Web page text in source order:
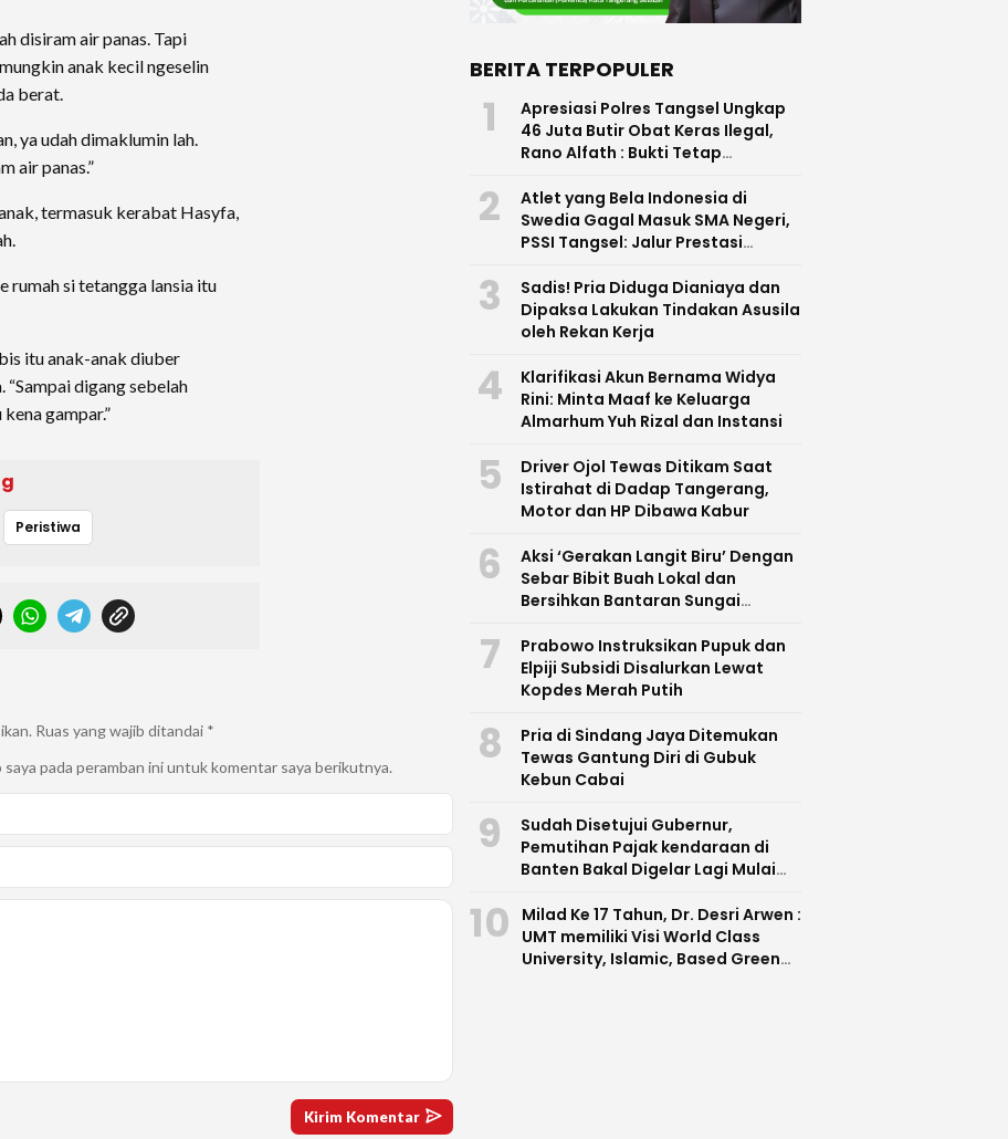
disiram air panas. Tapi
anak kecil ngeselin
berat.
ya udah dimaklumin lah.
air panas.”
termasuk kerabat Hasyfa,
rumah si tetangga lansia itu
itu anak-anak diuber
“Sampai digang sebelah
gampar.”
Peristiwa
Ruas yang wajib ditandai *
saya pada peramban ini untuk komentar saya berikutnya.
BERITA TERPOPULER
1
Apresiasi Polres Tangsel Ungkap
46 Juta Butir Obat Keras Ilegal,
Rano Alfath : Bukti Tetap
2
Atlet yang Bela Indonesia di
Swedia Gagal Masuk SMA Negeri,
PSSI Tangsel: Jalur Prestasi
3
Sadis! Pria Diduga Dianiaya dan
Dipaksa Lakukan Tindakan Asusila
oleh Rekan Kerja
4
Klarifikasi Akun Bernama Widya
Rini: Minta Maaf ke Keluarga
Almarhum Yuh Rizal dan Instansi
5
Driver Ojol Tewas Ditikam Saat
Istirahat di Dadap Tangerang,
Motor dan HP Dibawa Kabur
6
Aksi ‘Gerakan Langit Biru’ Dengan
Sebar Bibit Buah Lokal dan
Bersihkan Bantaran Sungai
7
Prabowo Instruksikan Pupuk dan
Elpiji Subsidi Disalurkan Lewat
Kopdes Merah Putih
8
Pria di Sindang Jaya Ditemukan
Tewas Gantung Diri di Gubuk
Kebun Cabai
9
Sudah Disetujui Gubernur,
Pemutihan Pajak kendaraan di
Banten Bakal Digelar Lagi Mulai
10
Milad Ke 17 Tahun, Dr. Desri Arwen :
UMT memiliki Visi World Class
University, Islamic, Based Green